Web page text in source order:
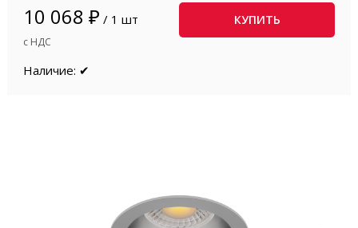
10 068 ₽ / 1 шт
с НДС
КУПИТЬ
Наличие: ✔